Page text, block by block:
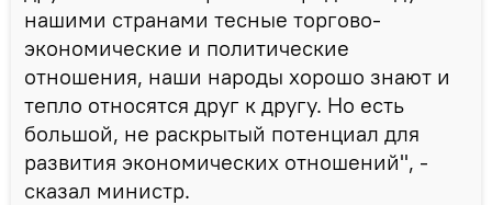
нашими странами тесные торгово-
экономические и политические
отношения, наши народы хорошо знают и
тепло относятся друг к другу. Но есть
большой, не раскрытый потенциал для
развития экономических отношений", -
сказал министр.